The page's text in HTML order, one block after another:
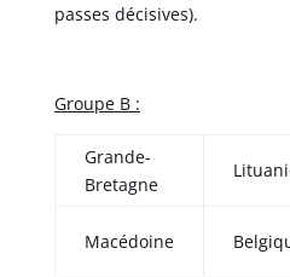
passes décisives).
Groupe B :
Grande-
Bretagne
Macédoine